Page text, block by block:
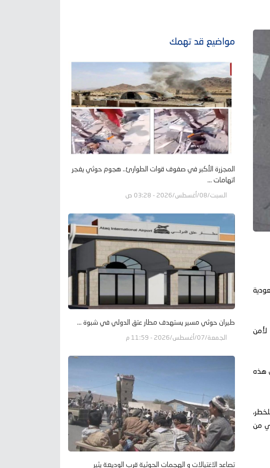
لأمن
هذه
من
مواضيع قد تهمك
المجزرة الأكبر في صفوف قوات الطوارئ.. هجوم حوثي يفجر
اتهامات ...
السبت/08/أغسطس/2026 - 03:28 ص
طيران حوثي مسير يستهدف مطار عتق الدولي في شبوة ...
الجمعة/07/أغسطس/2026 - 11:59 م
تصاعد الاغتيالات و الهجمات الحوثية قرب الوديعة يثير